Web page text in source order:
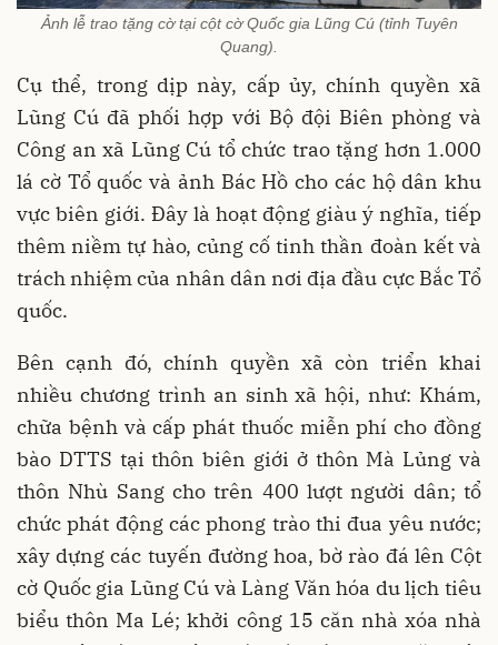
Ảnh lễ trao tặng cờ tại cột cờ Quốc gia Lũng Cú (tỉnh Tuyên
Quang).
Cụ thể, trong dịp này, cấp ủy, chính quyền xã
Lũng Cú đã phối hợp với Bộ đội Biên phòng và
Công an xã Lũng Cú tổ chức trao tặng hơn 1.000
lá cờ Tổ quốc và ảnh Bác Hồ cho các hộ dân khu
vực biên giới. Đây là hoạt động giàu ý nghĩa, tiếp
thêm niềm tự hào, củng cố tinh thần đoàn kết và
trách nhiệm của nhân dân nơi địa đầu cực Bắc Tổ
quốc.
Bên cạnh đó, chính quyền xã còn triển khai
nhiều chương trình an sinh xã hội, như: Khám,
chữa bệnh và cấp phát thuốc miễn phí cho đồng
bào DTTS tại thôn biên giới ở thôn Mà Lủng và
thôn Nhù Sang cho trên 400 lượt người dân; tổ
chức phát động các phong trào thi đua yêu nước;
xây dựng các tuyến đường hoa, bờ rào đá lên Cột
cờ Quốc gia Lũng Cú và Làng Văn hóa du lịch tiêu
biểu thôn Ma Lé; khởi công 15 căn nhà xóa nhà